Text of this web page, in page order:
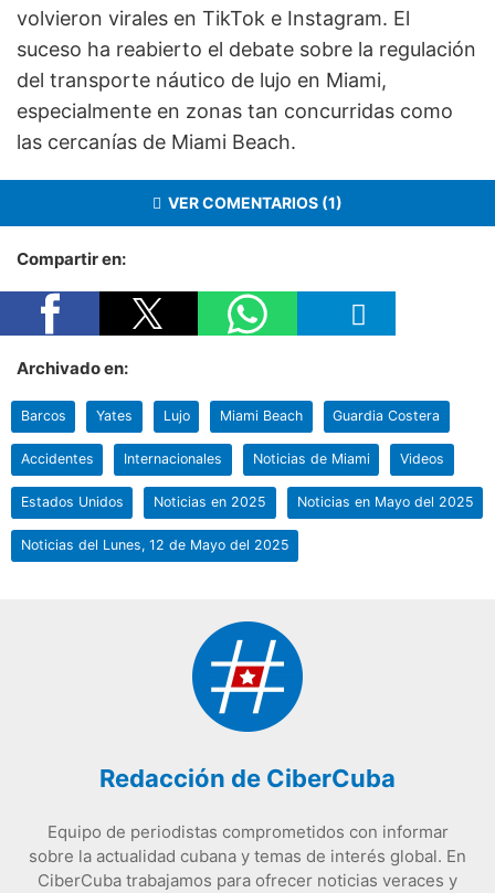
volvieron virales en TikTok e Instagram. El
suceso ha reabierto el debate sobre la regulación
del transporte náutico de lujo en Miami,
especialmente en zonas tan concurridas como
las cercanías de Miami Beach.
VER COMENTARIOS (1)
Compartir en:
Archivado en:
Barcos Yates Lujo Miami Beach Guardia Costera
Accidentes Internacionales Noticias de Miami Videos
Estados Unidos Noticias en 2025 Noticias en Mayo del 2025
Noticias del Lunes, 12 de Mayo del 2025
Redacción de CiberCuba
Equipo de periodistas comprometidos con informar
sobre la actualidad cubana y temas de interés global. En
CiberCuba trabajamos para ofrecer noticias veraces y